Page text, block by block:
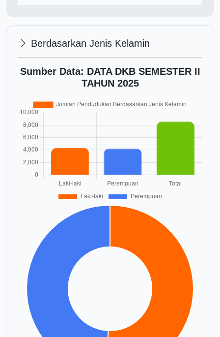
Berdasarkan Jenis Kelamin
Sumber Data: DATA DKB SEMESTER II
TAHUN 2025